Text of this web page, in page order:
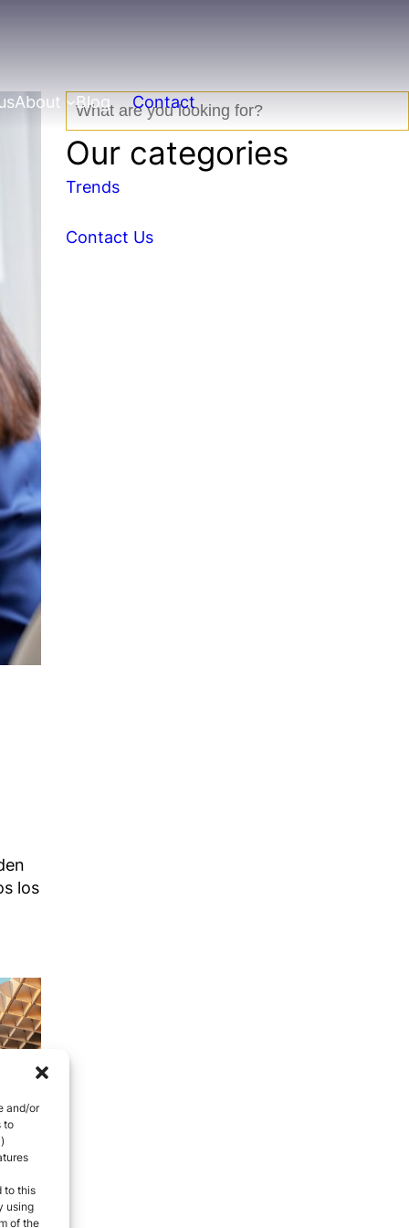
and/or
to
to this
using
of the
About Blog Contact
los
S
a
c
Our categories
Trends
Contact Us